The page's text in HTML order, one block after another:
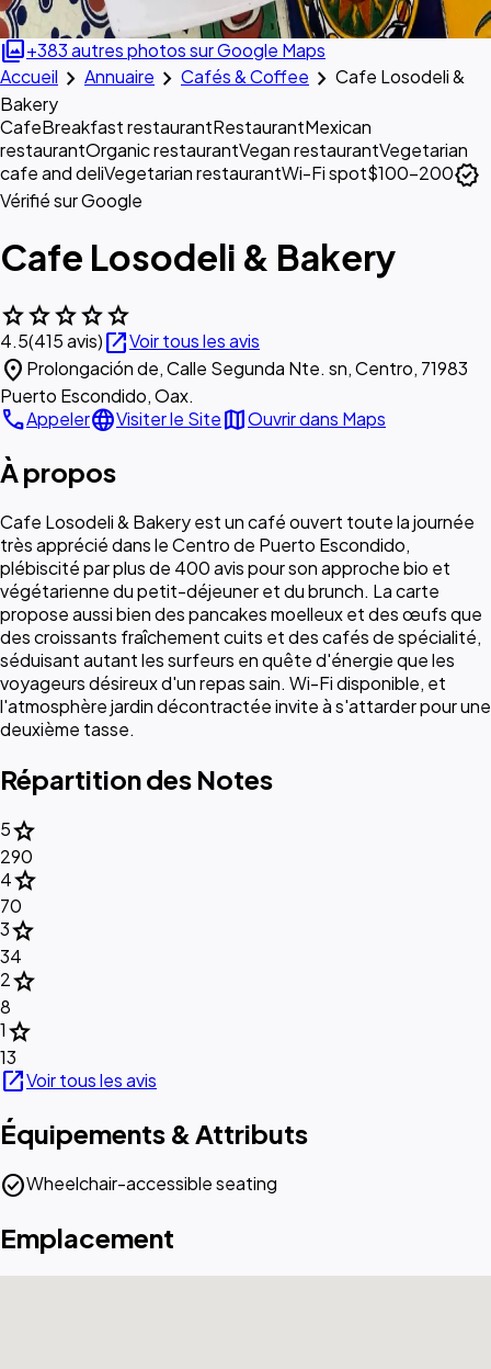
photo_library+383 autres photos sur Google Maps
Accueil chevron_right Annuaire chevron_right Cafés & Coffee chevron_right Cafe Losodeli &
Bakery
CafeBreakfast restaurantRestaurantMexican
restaurantOrganic restaurantVegan restaurantVegetarian
cafe and deliVegetarian restaurantWi-Fi spot$100–200verified
Vérifié sur Google
Cafe Losodeli & Bakery
starstarstarstarstar
4.5(415 avis)open_in_newVoir tous les avis
location_on Prolongación de, Calle Segunda Nte. sn, Centro, 71983
Puerto Escondido, Oax.
callAppelerlanguageVisiter le SitemapOuvrir dans Maps
À propos
Cafe Losodeli & Bakery est un café ouvert toute la journée
très apprécié dans le Centro de Puerto Escondido,
plébiscité par plus de 400 avis pour son approche bio et
végétarienne du petit-déjeuner et du brunch. La carte
propose aussi bien des pancakes moelleux et des œufs que
des croissants fraîchement cuits et des cafés de spécialité,
séduisant autant les surfeurs en quête d'énergie que les
voyageurs désireux d'un repas sain. Wi-Fi disponible, et
l'atmosphère jardin décontractée invite à s'attarder pour une
deuxième tasse.
Répartition des Notes
5star
290
4star
70
3star
34
2star
8
1star
13
open_in_newVoir tous les avis
Équipements & Attributs
check_circleWheelchair-accessible seating
Emplacement